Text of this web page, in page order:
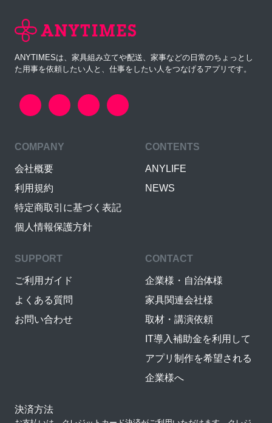
ANYTIMESは、家具組み立てや配送、家事などの日常のちょっとし
た用事を依頼したい人と、仕事をしたい人をつなげるアプリです。
COMPANY
会社概要
利用規約
特定商取引に基づく表記
個人情報保護方針
CONTENTS
ANYLIFE
NEWS
SUPPORT
ご利用ガイド
よくある質問
お問い合わせ
CONTACT
企業様・自治体様
家具関連会社様
取材・講演依頼
IT導入補助金を利用して
アプリ制作を希望される
企業様へ
決済方法